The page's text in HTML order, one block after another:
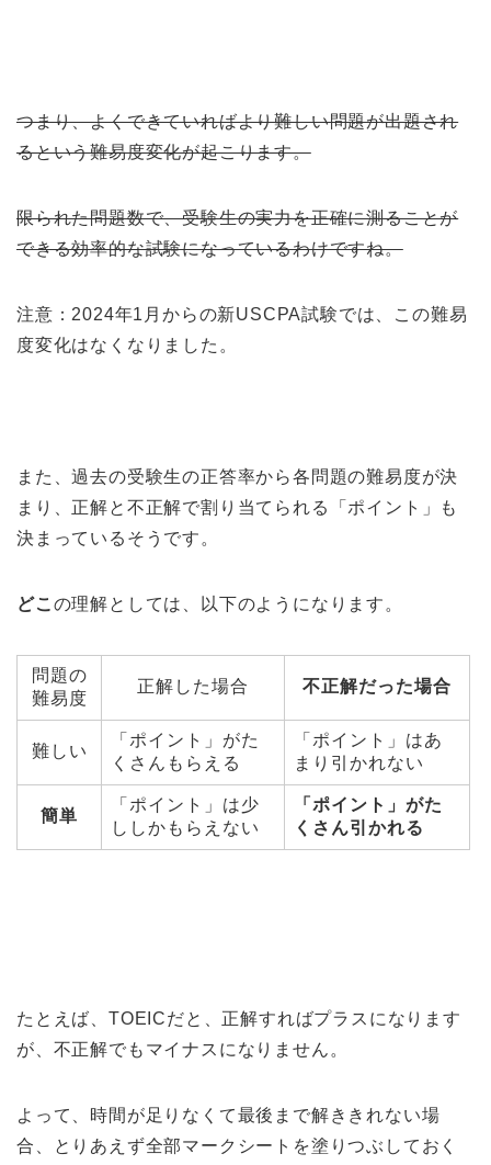
つまり、よくできていればより難しい問題が出題され
るという難易度変化が起こります。
限られた問題数で、受験生の実力を正確に測ることが
できる効率的な試験になっているわけですね。
注意：2024年1月からの新USCPA試験では、この難易
度変化はなくなりました。
また、過去の受験生の正答率から各問題の難易度が決
まり、正解と不正解で割り当てられる「ポイント」も
決まっているそうです。
どこ の理解としては、以下のようになります。
問題の
難易度
正解した場合 不正解だった場合
難しい
「ポイント」がた
くさんもらえる
「ポイント」はあ
まり引かれない
簡単
「ポイント」は少
ししかもらえない
「ポイント」がた
くさん引かれる
たとえば、TOEICだと、正解すればプラスになります
が、不正解でもマイナスになりません。
よって、時間が足りなくて最後まで解ききれない場
合、とりあえず全部マークシートを塗りつぶしておく